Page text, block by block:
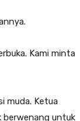
Kami minta
muda. Ketua
berwenang untuk